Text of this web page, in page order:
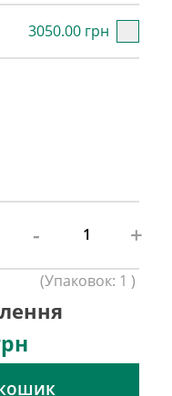
3050.00 грн
- +
(Упаковок: 1 )